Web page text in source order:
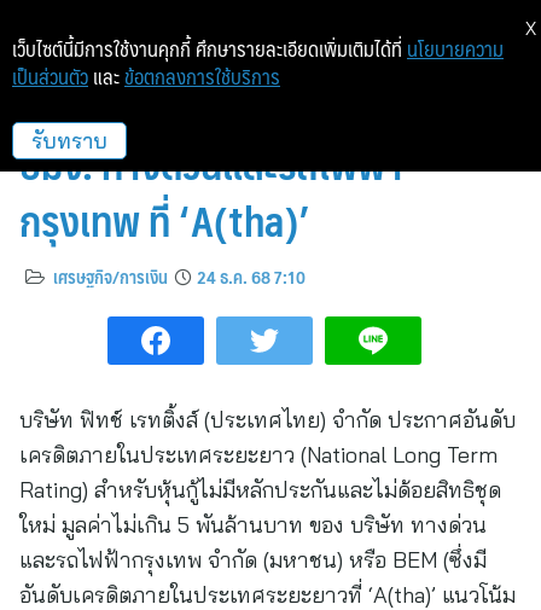
ฟิทช์ประกาศอันดับเครดิตหุ้นกู้
บมจ. ทางด่วนและรถไฟฟ้า
กรุงเทพ ที่ ‘A(tha)’
เศรษฐกิจ/การเงิน 24 ธ.ค. 68 7:10
บริษัท ฟิทช์ เรทติ้งส์ (ประเทศไทย) จำกัด ประกาศอันดับ
เครดิตภายในประเทศระยะยาว (National Long Term
Rating) สำหรับหุ้นกู้ไม่มีหลักประกันและไม่ด้อยสิทธิชุด
ใหม่ มูลค่าไม่เกิน 5 พันล้านบาท ของ บริษัท ทางด่วน
และรถไฟฟ้ากรุงเทพ จำกัด (มหาชน) หรือ BEM (ซึ่งมี
อันดับเครดิตภายในประเทศระยะยาวที่ ‘A(tha)’ แนวโน้ม
เว็บไซต์นี้มีการใช้งานคุกกี้ ศึกษารายละเอียดเพิ่มเติมได้ที่ นโยบายความ
เป็นส่วนตัว และ ข้อตกลงการใช้บริการ
รับทราบ
X